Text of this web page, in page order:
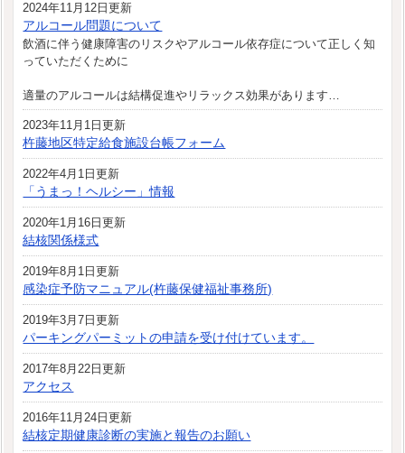
2024年11月12日更新
アルコール問題について
飲酒に伴う健康障害のリスクやアルコール依存症について正しく知
っていただくために
適量のアルコールは結構促進やリラックス効果があります…
2023年11月1日更新
杵藤地区特定給食施設台帳フォーム
2022年4月1日更新
「うまっ！ヘルシー」情報
2020年1月16日更新
結核関係様式
2019年8月1日更新
感染症予防マニュアル(杵藤保健福祉事務所)
2019年3月7日更新
パーキングパーミットの申請を受け付けています。
2017年8月22日更新
アクセス
2016年11月24日更新
結核定期健康診断の実施と報告のお願い